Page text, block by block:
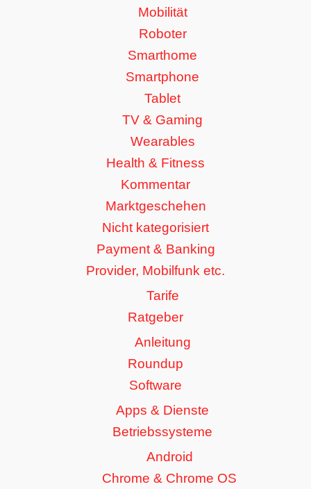
Mobilität
Roboter
Smarthome
Smartphone
Tablet
TV & Gaming
Wearables
Health & Fitness
Kommentar
Marktgeschehen
Nicht kategorisiert
Payment & Banking
Provider, Mobilfunk etc.
Tarife
Ratgeber
Anleitung
Roundup
Software
Apps & Dienste
Betriebssysteme
Android
Chrome & Chrome OS